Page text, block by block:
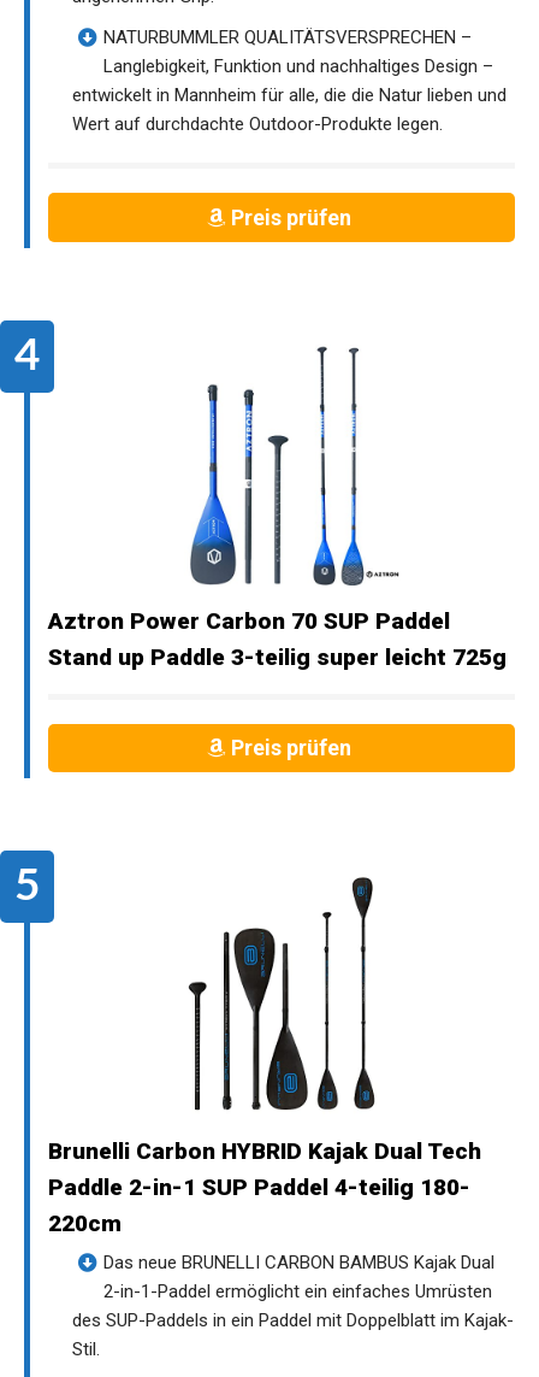
NATURBUMMLER QUALITÄTSVERSPRECHEN –
Langlebigkeit, Funktion und nachhaltiges Design –
entwickelt in Mannheim für alle, die die Natur lieben und
Wert auf durchdachte Outdoor-Produkte legen.
Preis prüfen
Aztron Power Carbon 70 SUP Paddel
Stand up Paddle 3-teilig super leicht 725g
Preis prüfen
Brunelli Carbon HYBRID Kajak Dual Tech
Paddle 2-in-1 SUP Paddel 4-teilig 180-
220cm
Das neue BRUNELLI CARBON BAMBUS Kajak Dual
2-in-1-Paddel ermöglicht ein einfaches Umrüsten
des SUP-Paddels in ein Paddel mit Doppelblatt im Kajak-
Stil.